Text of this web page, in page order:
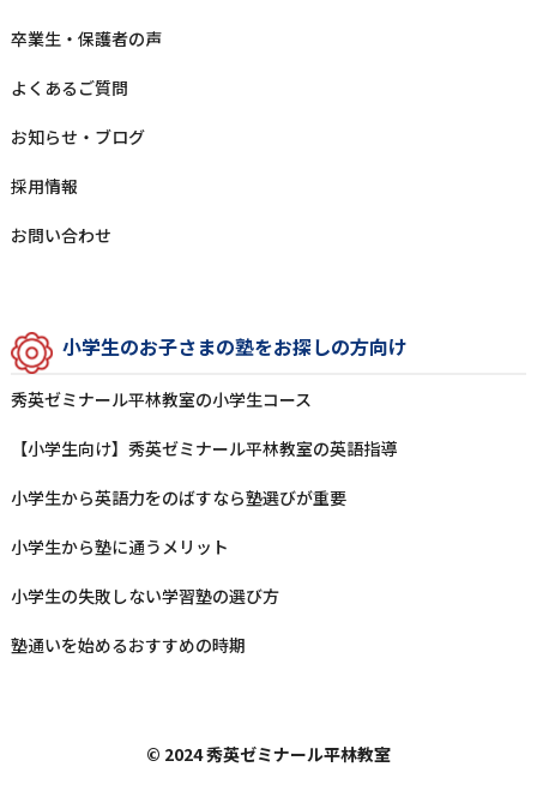
卒業⽣‧保護者の声
よくあるご質問
お知らせ‧ブログ
採⽤情報
お問い合わせ
⼩学⽣のお⼦さまの塾をお探しの⽅向け
秀英ゼミナール平林教室の⼩学⽣コース
【小学生向け】秀英ゼミナール平林教室の英語指導
⼩学⽣から英語⼒をのばすなら塾選びが重要
⼩学⽣から塾に通うメリット
⼩学⽣の失敗しない学習塾の選び⽅
塾通いを始めるおすすめの時期
© 2024 秀英ゼミナール平林教室